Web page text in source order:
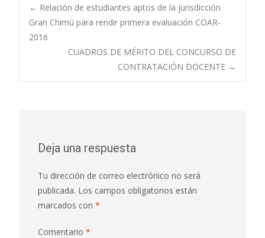
Navegación
entradas
← Relación de estudiantes aptos de la jurisdicción
Gran Chimú para rendir primera evaluación COAR-
2016
CUADROS DE MÉRITO DEL CONCURSO DE
CONTRATACIÓN DOCENTE →
Deja una respuesta
Tu dirección de correo electrónico no será
publicada. Los campos obligatorios están
marcados con *
Comentario *